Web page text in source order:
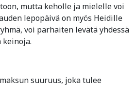
mutta keholle ja mielelle voi
lepopäivä on myös Heidille
voi parhaiten levätä yhdessä
suuruus, joka tulee